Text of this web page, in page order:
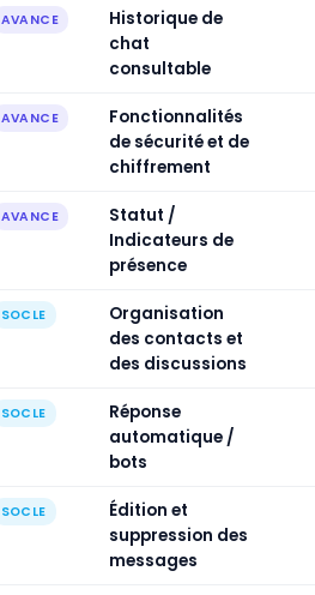
AVANCE
Historique de
chat
consultable
AVANCE
Fonctionnalités
de sécurité et de
chiffrement
AVANCE
Statut /
Indicateurs de
présence
SOCLE
Organisation
des contacts et
des discussions
SOCLE
Réponse
automatique /
bots
SOCLE
Édition et
suppression des
messages